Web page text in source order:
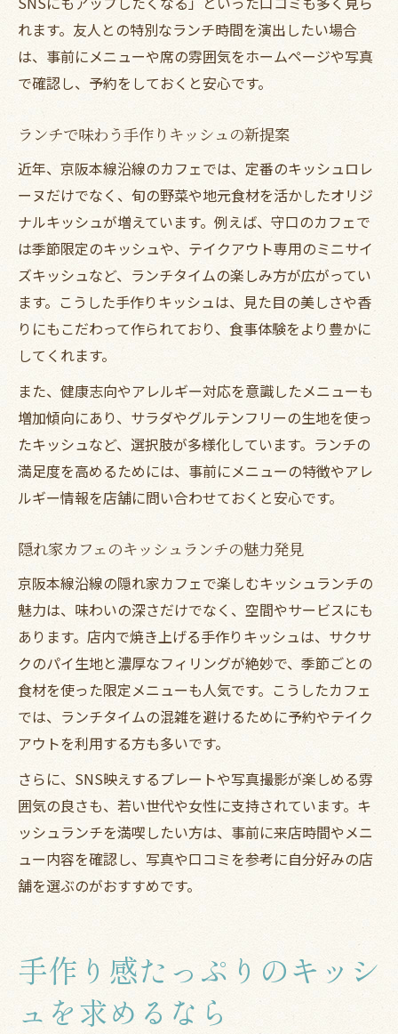
れます。友人との特別なランチ時間を演出したい場合
は、事前にメニューや席の雰囲気をホームページや写真
で確認し、予約をしておくと安心です。
ランチで味わう手作りキッシュの新提案
近年、京阪本線沿線のカフェでは、定番のキッシュロレ
ーヌだけでなく、旬の野菜や地元食材を活かしたオリジ
ナルキッシュが増えています。例えば、守口のカフェで
は季節限定のキッシュや、テイクアウト専用のミニサイ
ズキッシュなど、ランチタイムの楽しみ方が広がってい
ます。こうした手作りキッシュは、見た目の美しさや香
りにもこだわって作られており、食事体験をより豊かに
してくれます。
また、健康志向やアレルギー対応を意識したメニューも
増加傾向にあり、サラダやグルテンフリーの生地を使っ
たキッシュなど、選択肢が多様化しています。ランチの
満足度を高めるためには、事前にメニューの特徴やアレ
ルギー情報を店舗に問い合わせておくと安心です。
隠れ家カフェのキッシュランチの魅力発見
京阪本線沿線の隠れ家カフェで楽しむキッシュランチの
魅力は、味わいの深さだけでなく、空間やサービスにも
あります。店内で焼き上げる手作りキッシュは、サクサ
クのパイ生地と濃厚なフィリングが絶妙で、季節ごとの
食材を使った限定メニューも人気です。こうしたカフェ
では、ランチタイムの混雑を避けるために予約やテイク
アウトを利用する方も多いです。
さらに、SNS映えするプレートや写真撮影が楽しめる雰
囲気の良さも、若い世代や女性に支持されています。キ
ッシュランチを満喫したい方は、事前に来店時間やメニ
ュー内容を確認し、写真や口コミを参考に自分好みの店
舗を選ぶのがおすすめです。
手作り感たっぷりのキッシ
ュを求めるなら